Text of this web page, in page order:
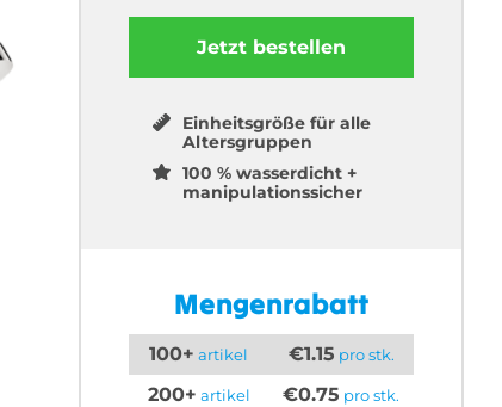
Jetzt bestellen
Einheitsgröße für alle
Altersgruppen
100 % wasserdicht +
manipulationssicher
Mengenrabatt
100+ artikel €1.15 pro stk.
200+ artikel €0.75 pro stk.